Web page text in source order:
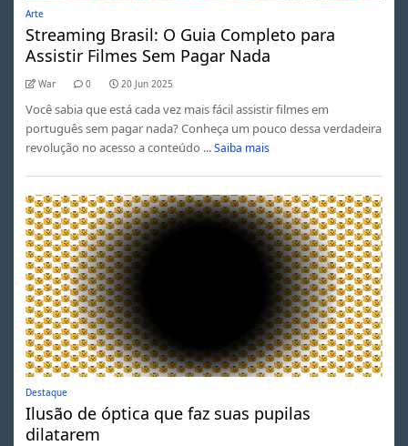
Arte
Streaming Brasil: O Guia Completo para
Assistir Filmes Sem Pagar Nada
War 0 20 Jun 2025
Você sabia que está cada vez mais fácil assistir filmes em
português sem pagar nada? Conheça um pouco dessa verdadeira
revolução no acesso a conteúdo ... Saiba mais
Destaque
Ilusão de óptica que faz suas pupilas
dilatarem